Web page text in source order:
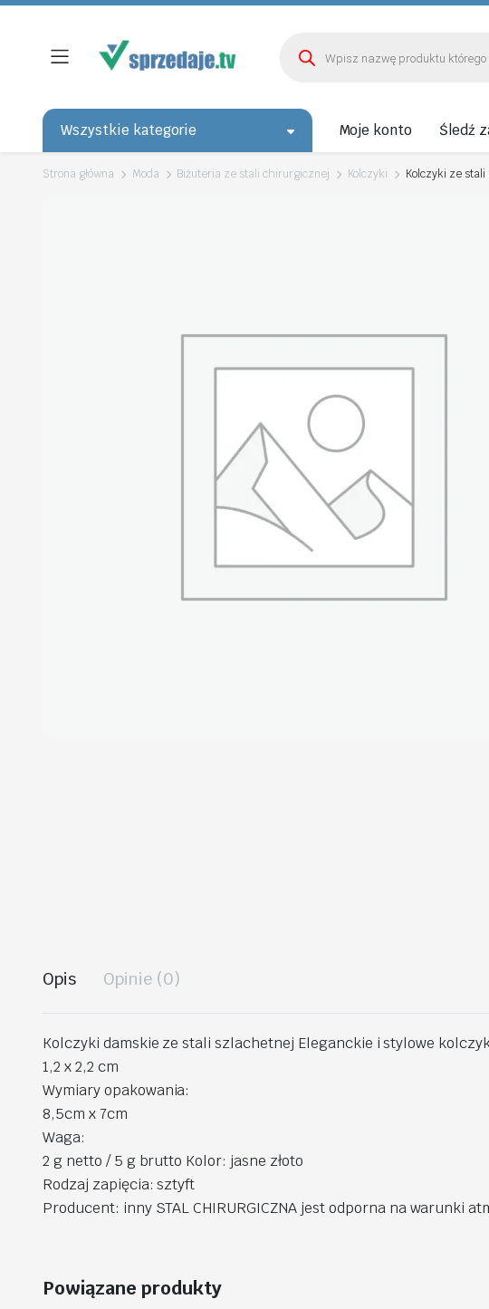
produktów
Wszystkie kategorie Moje konto Śledź
Strona główna Moda Biżuteria ze stali chirurgicznej Kolczyki Kolczyki ze stali
Opis Opinie (0)
Kolczyki damskie ze stali szlachetnej Eleganckie i stylowe
1,2 x 2,2 cm
Wymiary opakowania:
8,5cm x 7cm
Waga:
2 g netto / 5 g brutto Kolor: jasne złoto
Rodzaj zapięcia: sztyft
Producent: inny STAL CHIRURGICZNA jest odporna na warunki
Powiązane produkty